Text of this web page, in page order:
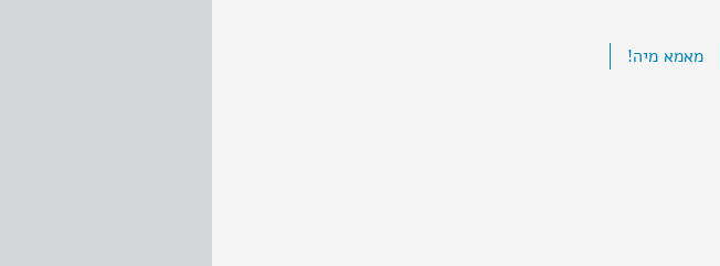
מאמא מיה!